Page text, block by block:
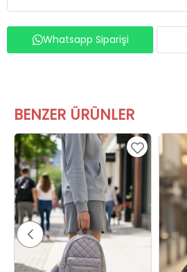
Whatsapp Siparişi
BENZER ÜRÜNLER